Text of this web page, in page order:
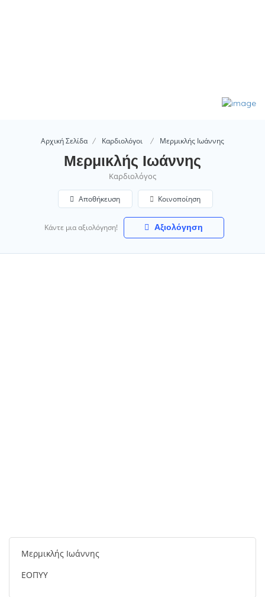
Αρχική Σελίδα Καρδιολόγοι Μερμικλής Ιωάννης
Μερμικλής Ιωάννης
Καρδιολόγος
Αποθήκευση Κοινοποίηση
Κάντε μια αξιολόγηση! Αξιολόγηση
Μερμικλής Ιωάννης
ΕΟΠΥΥ